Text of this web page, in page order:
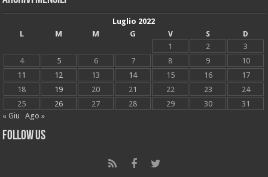
Luglio 2022
L
M M G V S
D
1
2
3
4
5 6 7 8 9
10
11
12 13 14 15 16
17
18
19 20 21 22 23
24
25
26 27 28 29 30
31
« Giu
Ago »
Follow Us